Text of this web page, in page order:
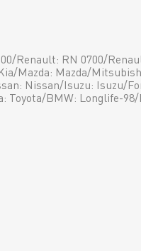
Renault: RN 0700/
Mazda: Mazda/
Nissan/Isuzu: Isuzu/
Toyota/BMW: Longlife-